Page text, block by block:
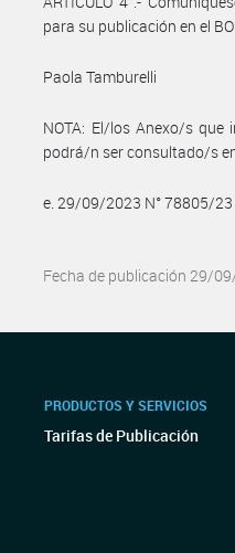
para su publicación en el
Paola Tamburelli
NOTA: El/los Anexo/s
podrá/n ser consultado/s
e. 29/09/2023 N° 78805/
Fecha de publicación 29/
PRODUCTOS Y SERVICIOS
Tarifas de Publicación